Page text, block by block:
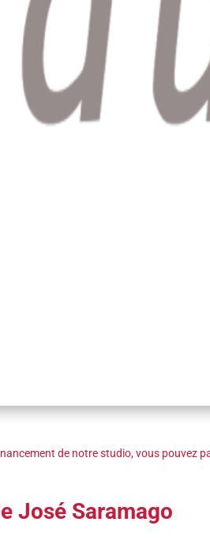
de notre studio, vous pouvez
José Saramago